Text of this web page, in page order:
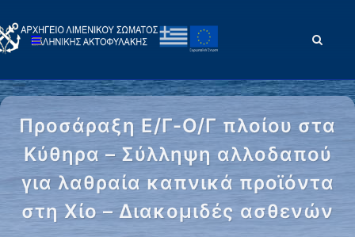
Προσάραξη Ε/Γ-Ο/Γ πλοίου στα
Κύθηρα – Σύλληψη αλλοδαπού
για λαθραία καπνικά προϊόντα
στη Χίο – Διακομιδές ασθενών